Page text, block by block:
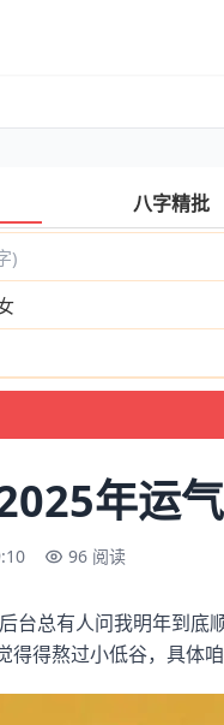
八字精批
年运
96 阅读
台总有人问我明年到底
得得熬过小低谷，具体咱